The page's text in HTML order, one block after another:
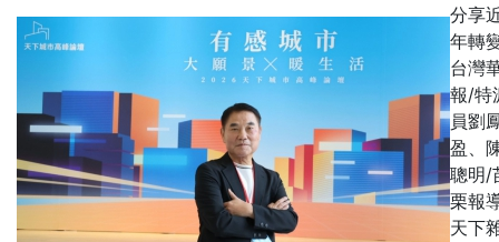
分享
年轉
台灣
報/特
員劉
盈、
聰明/
栗報
天下